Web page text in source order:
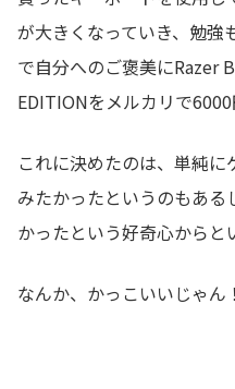
が大きくなっていき、勉強
で自分へのご褒美にRazer
EDITIONをメルカリで
これに決めたのは、単純
みたかったというのもあ
かったという好奇心からと
なんか、かっこいいじゃん！